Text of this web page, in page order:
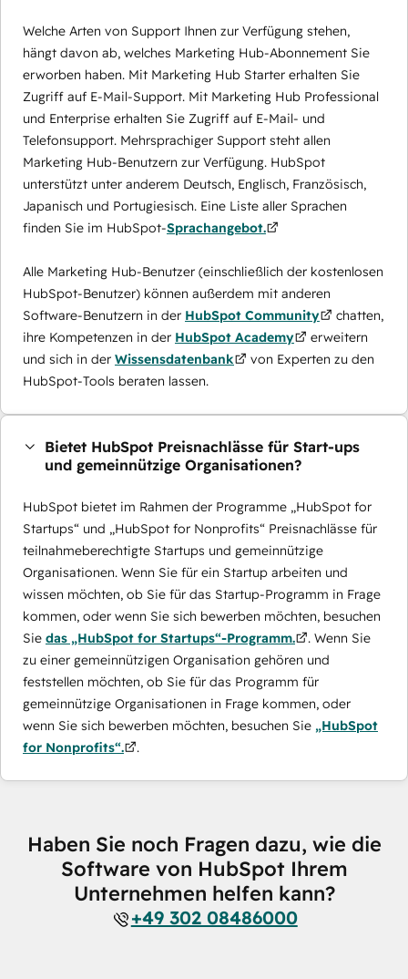
Welche Arten von Support Ihnen zur Verfügung stehen,
hängt davon ab, welches Marketing Hub-Abonnement Sie
erworben haben. Mit Marketing Hub Starter erhalten Sie
Zugriff auf E-Mail-Support. Mit Marketing Hub Professional
und Enterprise erhalten Sie Zugriff auf E-Mail- und
Telefonsupport. Mehrsprachiger Support steht allen
Marketing Hub-Benutzern zur Verfügung. HubSpot
unterstützt unter anderem Deutsch, Englisch, Französisch,
Japanisch und Portugiesisch. Eine Liste aller Sprachen
finden Sie im HubSpot-Sprachangebot.
Alle Marketing Hub-Benutzer (einschließlich der kostenlosen
HubSpot-Benutzer) können außerdem mit anderen
Software-Benutzern in der HubSpot Community
chatten,
ihre Kompetenzen in der HubSpot Academy
erweitern
und sich in der Wissensdatenbank
von Experten zu den
HubSpot-Tools beraten lassen.
Bietet HubSpot Preisnachlässe für Start-ups
und gemeinnützige Organisationen?
HubSpot bietet im Rahmen der Programme „HubSpot for
Startups“ und „HubSpot for Nonprofits“ Preisnachlässe für
teilnahmeberechtigte Startups und gemeinnützige
Organisationen. Wenn Sie für ein Startup arbeiten und
wissen möchten, ob Sie für das Startup-Programm in Frage
kommen, oder wenn Sie sich bewerben möchten, besuchen
Sie das „HubSpot for Startups“-Programm.
. Wenn Sie
zu einer gemeinnützigen Organisation gehören und
feststellen möchten, ob Sie für das Programm für
gemeinnützige Organisationen in Frage kommen, oder
wenn Sie sich bewerben möchten, besuchen Sie „HubSpot
for Nonprofits“.
.
Haben Sie noch Fragen dazu, wie die
Software von HubSpot Ihrem
Unternehmen helfen kann?
+49 302 08486000